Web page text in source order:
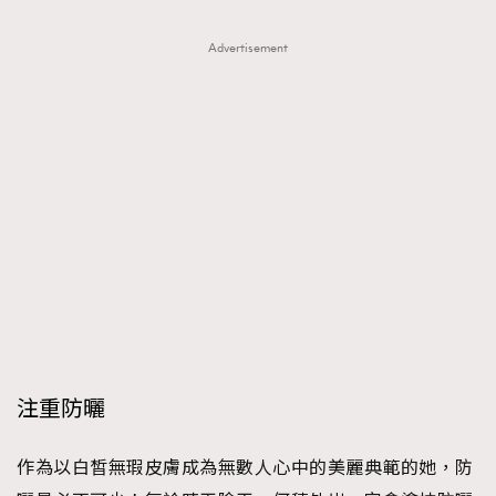
Advertisement
注重防曬
作為以白皙無瑕皮膚成為無數人心中的美麗典範的她，防